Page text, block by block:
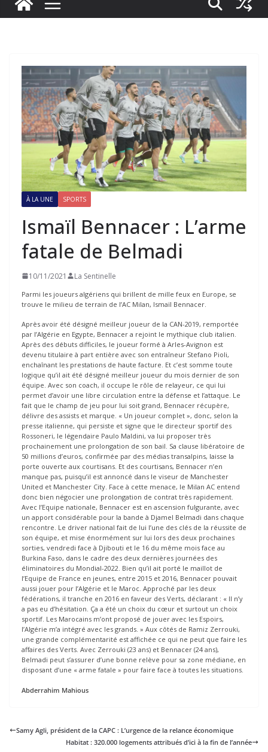
À LA UNE SPORTS
Ismaïl Bennacer : L’arme
fatale de Belmadi
10/11/2021 La Sentinelle
Parmi les joueurs algériens qui brillent de mille feux en Europe, se
trouve le milieu de terrain de l’AC Milan, Ismaïl Bennacer.
Après avoir été désigné meilleur joueur de la CAN-2019, remportée
par l’Algérie en Egypte, Bennacer a rejoint le mythique club italien.
Après des débuts difficiles, le joueur formé à Arles-Avignon est
devenu titulaire à part entière avec son entraîneur Stefano Pioli,
enchaînant les prestations de haute facture. Et c’est somme toute
logique qu’il ait été désigné meilleur joueur du mois dernier de son
équipe. Avec son coach, il occupe le rôle de relayeur, ce qui lui
permet d’avoir une libre circulation entre la défense et l’attaque. Le
fait que le champ de jeu pour lui soit grand, Bennacer récupère,
délivre des assists et marque. « Un joueur complet », donc, selon la
presse italienne, qui persiste et signe que le directeur sportif des
Rossoneri, le légendaire Paulo Maldini, va lui proposer très
prochainement une prolongation de son bail. Sa clause libératoire de
50 millions d’euros, confirmée par des médias transalpins, laisse la
porte ouverte aux courtisans. Et des courtisans, Bennacer n’en
manque pas, puisqu’il est annoncé dans le viseur de Manchester
United et Manchester City. Face à cette menace, le Milan AC entend
donc bien négocier une prolongation de contrat très rapidement.
Avec l’Equipe nationale, Bennacer est en ascension fulgurante, avec
un apport considérable pour la bande à Djamel Belmadi dans chaque
rencontre. Le driver national fait de lui l’une des clés de la réussite de
son équipe, et mise énormément sur lui lors des deux prochaines
sorties, vendredi face à Djibouti et le 16 du même mois face au
Burkina Faso, dans le cadre des deux dernières journées des
éliminatoires du Mondial-2022. Bien qu’il ait porté le maillot de
l’Equipe de France en jeunes, entre 2015 et 2016, Bennacer pouvait
aussi jouer pour l’Algérie et le Maroc. Approché par les deux
fédérations, il tranche en 2016 en faveur des Verts, déclarant : « Il n’y
a pas eu d’hésitation. Ça a été un choix du cœur et surtout un choix
sportif. Les Marocains m’ont proposé de jouer avec les Espoirs,
l’Algérie m’a intégré avec les grands. » Aux côtés de Ramiz Zerrouki,
une grande complémentarité est affichée ce qui ne peut que faire les
affaires des Verts. Avec Zerrouki (23 ans) et Bennacer (24 ans),
Belmadi peut s’assurer d’une bonne relève pour sa zone médiane, en
disposant d’une « arme fatale » pour faire face à toutes les situations.
Abderrahim Mahious
Samy Agli, président de la CAPC : L’urgence de la relance économique
Habitat : 320.000 logements attribués d’ici à la fin de l’année